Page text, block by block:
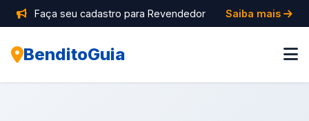
Faça seu cadastro para Revendedor Saiba mais
BenditoGuia